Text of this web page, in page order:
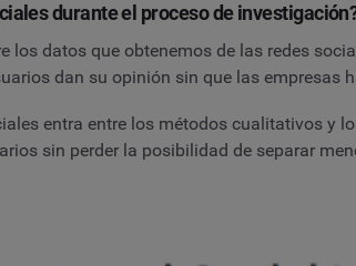
durante el proceso de
los datos que obtenemos de las redes
dan su opinión sin que las
entra entre los métodos cualitativos y
sin perder la posibilidad de separar